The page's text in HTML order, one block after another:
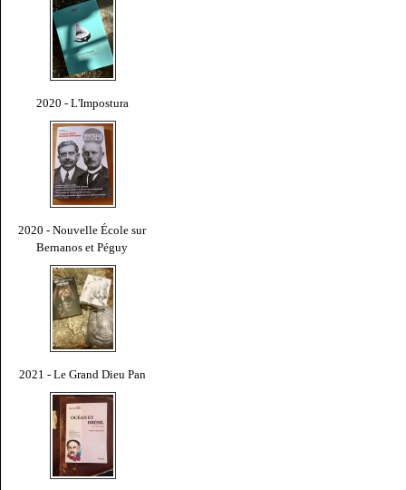
2020 - L'Impostura
2020 - Nouvelle École sur
Bernanos et Péguy
2021 - Le Grand Dieu Pan